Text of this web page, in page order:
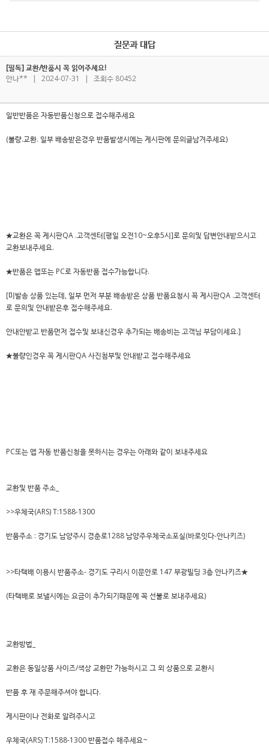
질문과 대답
[필독] 교환/반품시 꼭 읽어주세요!
안나**
| 2024-07-31 | 조회수 80452
일반반품은 자동반품신청으로 접수해주세요
(불량.교환. 일부 배송받은경우 반품발생시에는 게시판에 문의글남겨주세요)
★교환은 꼭 게시판QA .고객센터[평일 오전10~오후5시]로 문의및 답변안내받으시고
교환보내주세요.
★반품은 앱또는 PC로 자동반품 접수가능합니다.
[미발송 상품 있는데, 일부 먼저 부분 배송받은 상품 반품요청시 꼭 게시판QA .고객센터
로 문의및 안내받은후 접수해주세요.
안내안받고 반품먼저 접수및 보내신경우 추가되는 배송비는 고객님 부담이세요.]
★불량인경우 꼭 게시판QA 사진첨부및 안내받고 접수해주세요
PC또는 앱 자동 반품신청을 못하시는 경우는 아래와 같이 보내주세요
교환및 반품 주소_
>>우체국(ARS) T:1588-1300
반품주소 : 경기도 남양주시 경춘로1288 남양주우체국소포실(바로잇다-안나키즈)
>>타택배 이용시 반품주소- 경기도 구리시 이문안로 147 부광빌딩 3층 안나키즈★
(타택배로 보낼시에는 요금이 추가되기때문에 꼭 선불로 보내주세요)
교환방법_
교환은 동일상품 사이즈/색상 교환만 가능하시고 그 외 상품으로 교환시
반품 후 재 주문해주셔야 합니다.
게시판이나 전화로 알려주시고
우체국(ARS) T:1588-1300 반품접수 해주세요~